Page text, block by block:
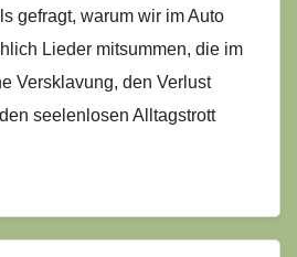
gefragt, warum wir im Auto
Lieder mitsummen, die im
Versklavung, den Verlust
seelenlosen Alltagstrott